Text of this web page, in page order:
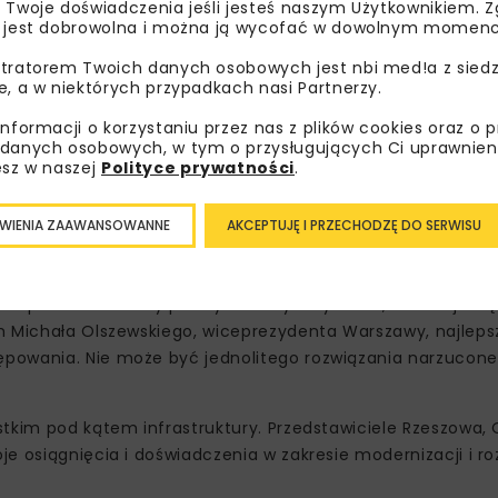
transportu zbiorowego: niskoemisyjności,
ekologiczny i niskoemisyjny?” wzięli udział
- Białystok jest stolicą zielonych płuc polski, jesteśmy
hybrydowy. Ekologia tak, ale jeżeli autobusy
że możemy ich zamówić dwukrotnie mniej – mówił
innowacyjne rozwiązania – w Olsztynie, po ponad 50.
mieszkańcy mają do dyspozycji nowoczesne
transportu publicznego –
podsumowałKrzysztof
otwartej konkurencji (czyli o tym, jaki procent
podczas debaty pod tym samym tytułem, w której
Olszewskiego, wiceprezydenta Warszawy,
Nie może być jednolitego rozwiązania
pod kątem infrastruktury. Przedstawiciele Rzeszowa,
osiągnięcia i doświadczenia w zakresie modernizacji i
doświadczenia jeśli jesteś naszym Użytkownikiem.
dobrowolna i można ją wycofać w dowolnym
Twoich danych osobowych jest nbi med!a z
a w niektórych przypadkach nasi Partnerzy.
o korzystaniu przez nas z plików cookies oraz o
osobowych, w tym o przysługujących Ci
w naszej Polityce prywatności.
AKCEPTUJĘ I PRZECHODZĘ DO SERWISU
ZAAWANSOWANNE